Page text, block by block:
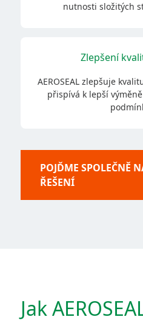
nutnosti složitých
Zlepšení
AEROSEAL zlepšuje
přispívá k lepší
POJĎME SPOLEČNĚ
ŘEŠENÍ
Jak